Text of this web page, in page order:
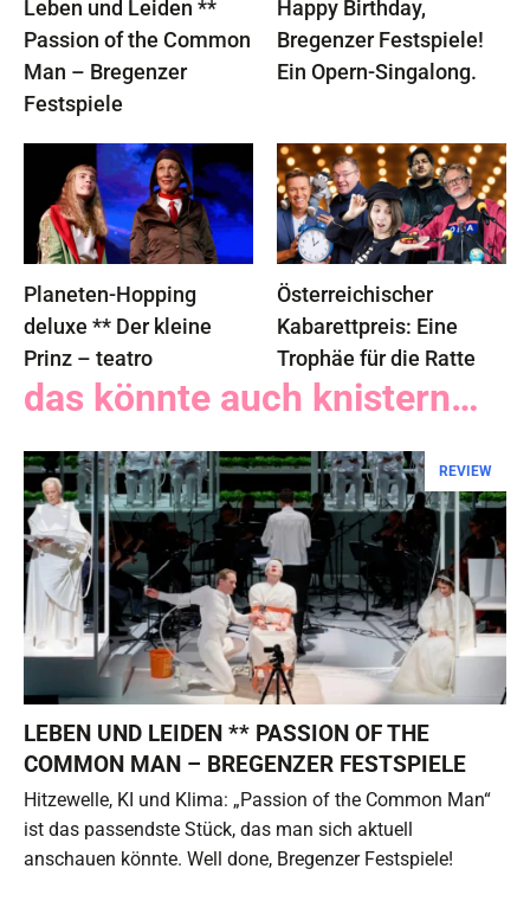
Leben und Leiden **
Passion of the Common
Man – Bregenzer
Festspiele
Happy Birthday,
Bregenzer Festspiele!
Ein Opern-Singalong.
Planeten-Hopping
deluxe ** Der kleine
Prinz – teatro
Österreichischer
Kabarettpreis: Eine
Trophäe für die Ratte
das könnte auch knistern…
REVIEW
LEBEN UND LEIDEN ** PASSION OF THE
COMMON MAN – BREGENZER FESTSPIELE
Hitzewelle, KI und Klima: „Passion of the Common Man“
ist das passendste Stück, das man sich aktuell
anschauen könnte. Well done, Bregenzer Festspiele!